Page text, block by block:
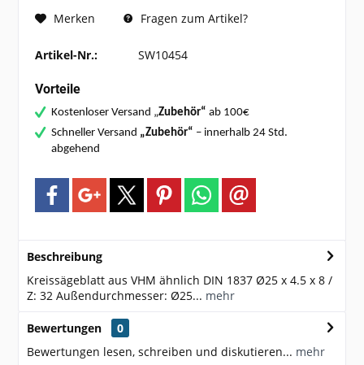
Merken Fragen zum Artikel?
Artikel-Nr.: SW10454
Vorteile
Kostenloser Versand „Zubehör“ ab 100€
Schneller Versand „Zubehör“ – innerhalb 24 Std.
abgehend
Beschreibung
Kreissägeblatt aus VHM ähnlich DIN 1837 Ø25 x 4.5 x 8 /
Z: 32 Außendurchmesser: Ø25... mehr
Bewertungen
0
Bewertungen lesen, schreiben und diskutieren... mehr